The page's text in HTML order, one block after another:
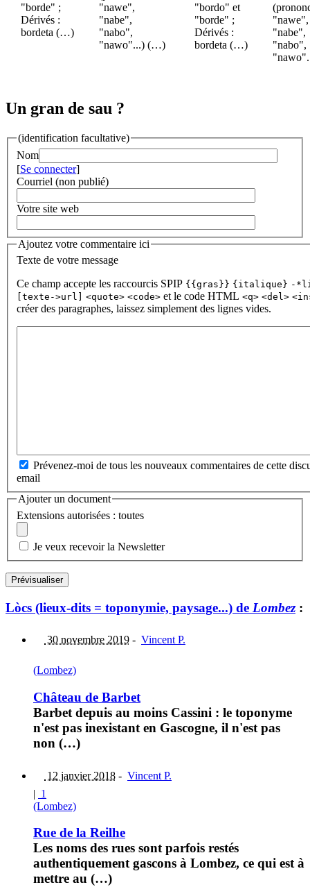
"borde" ;
Dérivés :
bordeta (…)
"nawe",
"nabe",
"nabo",
"nawo"...) (…)
"bordo" et
"borde" ;
Dérivés :
bordeta (…)
"nawe",
"nabe",
"nabo",
Un gran de sau ?
(identification facultative)
Nom
[Se connecter]
Courriel (non publié)
Votre site web
Ajoutez votre commentaire ici
Texte de votre message
Ce champ accepte les raccourcis SPIP {{gras}} {italique} -
[texte->url]
<quote> <code> et le code HTML <q> <del>
créer des paragraphes, laissez simplement des lignes vides.
Prévenez-moi de tous les nouveaux commentaires de cette
email
Ajouter un document
Extensions autorisées : toutes
Je veux recevoir la Newsletter
Lòcs (lieux-dits = toponymie, paysage...) de Lombez:
30 novembre 2019 - Vincent P.
(Lombez)
Château de Barbet
Barbet depuis au moins Cassini : le toponyme
n'est pas inexistant en Gascogne, il n'est pas
non (…)
12 janvier 2018 - Vincent P.
| 1
(Lombez)
Rue de la Reilhe
Les noms des rues sont parfois restés
authentiquement gascons à Lombez, ce qui est à
mettre au (…)